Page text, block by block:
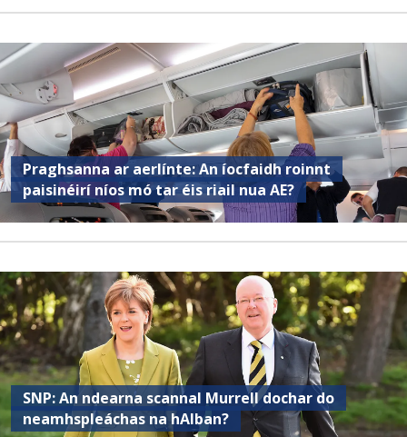
Praghsanna ar aerlínte: An íocfaidh roinnt
paisinéirí níos mó tar éis riail nua AE?
SNP: An ndearna scannal Murrell dochar do
neamhspleáchas na hAlban?